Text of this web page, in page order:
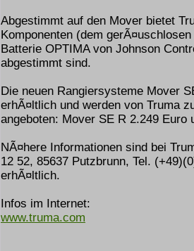
Abgestimmt auf den Mover bietet
Komponenten (dem
Batterie OPTIMA von Johnson
abgestimmt sind.
Die neuen Rangiersysteme Mover
erhÃ¤ltlich und werden von Truma
angeboten: Mover SE R 2.249
NÃ¤here Informationen sind bei
12 52, 85637 Putzbrunn, Tel.
erhÃ¤ltlich.
Infos im Internet:
www.truma.com